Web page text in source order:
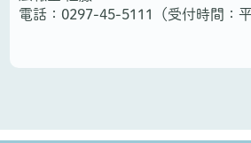
電話：0297-45-5111（受付時間：